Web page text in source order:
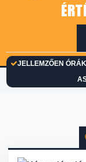
JELLEMZŐEN